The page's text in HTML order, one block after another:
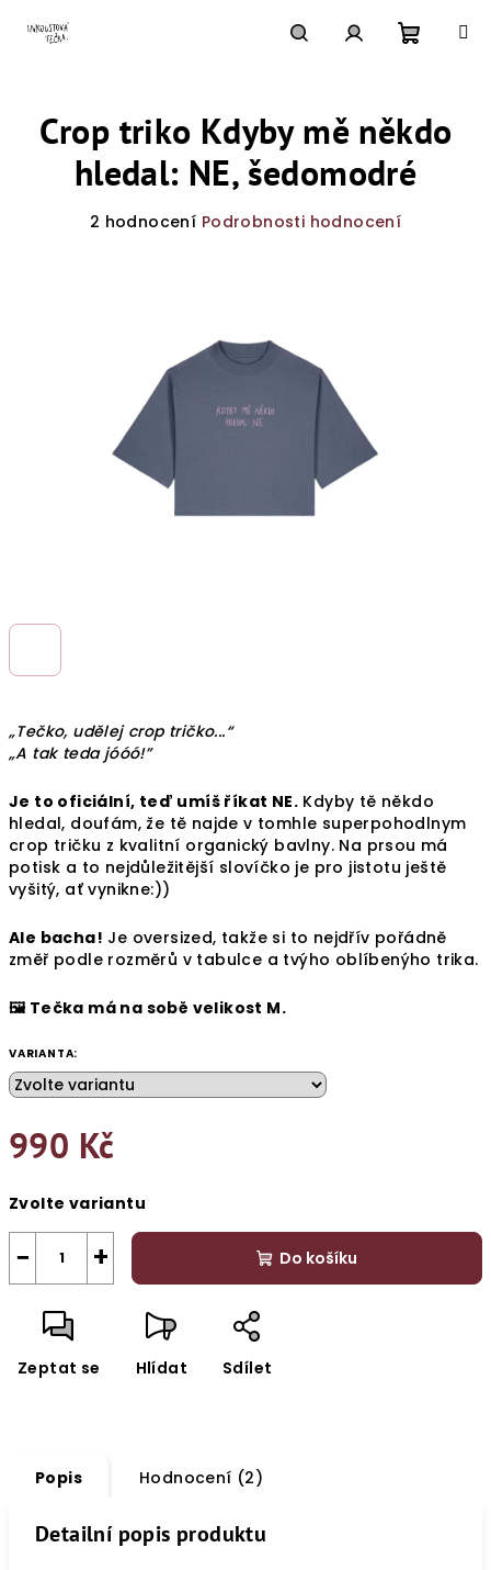
košík
„Tečko, udělej crop tričko...“
„A tak teda jóóó!”
Je to oficiální, teď umíš říkat NE. Kdyby tě někdo
hledal, doufám, že tě najde v tomhle superpohodlnym
crop tričku z kvalitní organický bavlny. Na prsou má
potisk a to nejdůležitější slovíčko je pro jistotu ještě
vyšitý, ať vynikne:))
Ale bacha! Je oversized, takže si to nejdřív pořádně
změř podle rozměrů v tabulce a tvýho oblíbenýho trika.
🖼️ Tečka má na sobě velikost M.
VARIANTA:
990 Kč
cena:
Zvolte variantu
+
− Do košíku
Zeptat se Hlídat Sdílet
Crop triko Kdyby mě někdo
hledal: NE, šedomodré
2 hodnocení Podrobnosti hodnocení
Popis Hodnocení (2)
Detailní popis produktu